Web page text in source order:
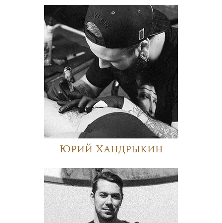
Юрий Хандрыкин